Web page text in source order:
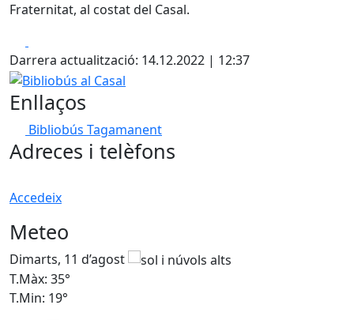
Fraternitat, al costat del Casal.
Darrera actualització: 14.12.2022 | 12:37
Bibliobús al Casal
Enllaços
Bibliobús Tagamanent
Adreces i telèfons
Accedeix
Meteo
Dimarts, 11 d’agost
T.Màx: 35°
T.Min: 19°